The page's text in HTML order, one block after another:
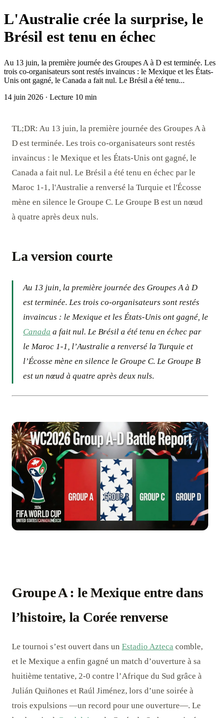
L'Australie crée la surprise, le
Brésil est tenu en échec
Au 13 juin, la première journée des Groupes A à D est terminée. Les
trois co-organisateurs sont restés invaincus : le Mexique et les États-
Unis ont gagné, le Canada a fait nul. Le Brésil a été tenu...
14 juin 2026 · Lecture 10 min
TL;DR: Au 13 juin, la première journée des Groupes A à
D est terminée. Les trois co-organisateurs sont restés
invaincus : le Mexique et les États-Unis ont gagné, le
Canada a fait nul. Le Brésil a été tenu en échec par le
Maroc 1-1, l'Australie a renversé la Turquie et l'Écosse
mène en silence le Groupe C. Le Groupe B est un nœud
à quatre après deux nuls.
La version courte
Au 13 juin, la première journée des Groupes A à D
est terminée. Les trois co-organisateurs sont restés
invaincus : le Mexique et les États-Unis ont gagné, le
Canada a fait nul. Le Brésil a été tenu en échec par
le Maroc 1-1, l’Australie a renversé la Turquie et
l’Écosse mène en silence le Groupe C. Le Groupe B
est un nœud à quatre après deux nuls.
Groupe A : le Mexique entre dans
l’histoire, la Corée renverse
Le tournoi s’est ouvert dans un Estadio Azteca comble,
et le Mexique a enfin gagné un match d’ouverture à sa
huitième tentative, 2-0 contre l’Afrique du Sud grâce à
Julián Quiñones et Raúl Jiménez, lors d’une soirée à
trois expulsions —un record pour une ouverture—. Le